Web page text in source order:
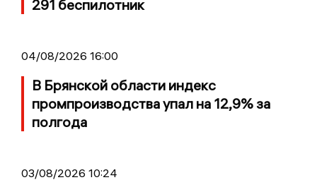
291 беспилотник
04/08/2026 16:00
В Брянской области индекс
промпроизводства упал на 12,9% за
полгода
03/08/2026 10:24